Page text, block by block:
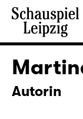
Autorin